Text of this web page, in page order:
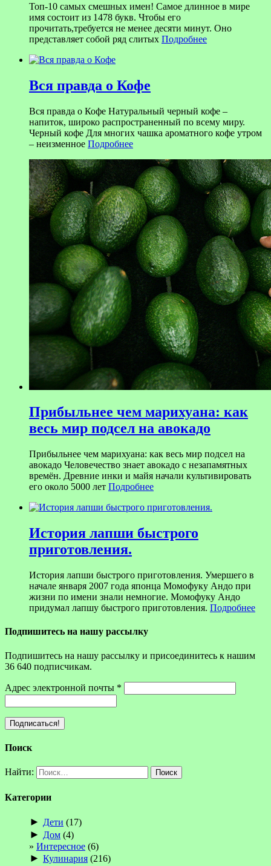
Топ-10 самых смешных имен! Самое длинное в мире
имя состоит из 1478 букв. Чтобы его
прочитать,требуется не менее десяти минут. Оно
представляет собой ряд слитых Подробнее
Вся правда о Кофе
Вся правда о Кофе Натуральный черный кофе –
напиток, широко распространенный по всему миру.
Черный кофе Для многих чашка ароматного кофе утром
– неизменное Подробнее
Прибыльнее чем марихуана: как
весь мир подсел на авокадо
Прибыльнее чем марихуана: как весь мир подсел на
авокадо Человечество знает авокадо с незапамятных
времён. Древние инки и майя начали культивировать
его около 5000 лет Подробнее
История лапши быстрого
приготовления.
История лапши быстрого приготовления. Умершего в
начале января 2007 года японца Момофуку Андо при
жизни по имени знали немногие. Момофуку Андо
придумал лапшу быстрого приготовления. Подробнее
Подпишитесь на нашу рассылку
Подпишитесь на нашу рассылку и присоединитесь к нашим
36 640 подписчикам.
Адрес электронной почты *
Поиск
Найти:
Категории
► Дети (17)
► Дом (4)
Интересное (6)
► Кулинария (216)